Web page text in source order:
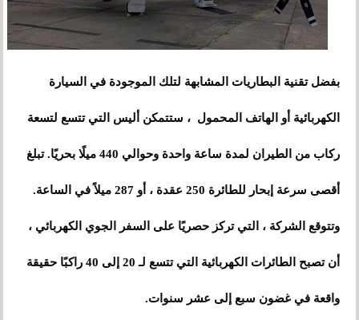
بفضل تقنية البطاريات المشابهة لتلك الموجودة في السيارة
الكهربائية أو الهاتف المحمول ، ستتمكن أليس التي تتسع لتسعة
ركاب من الطيران لمدة ساعة واحدة وحوالي 440 ميلًا بحريًا. تبلغ
أقصى سرعة إبحار للطائرة 250 عقدة ، أو 287 ميلاً في الساعة.
وتتوقع الشركة ، التي تركز حصريًا على السفر الجوي الكهربائي ،
أن تصبح الطائرات الكهربائية التي تتسع لـ 20 إلى 40 راكبًا حقيقة
واقعة في غضون سبع إلى عشر سنوات.